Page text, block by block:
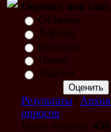
Оцените мой сайт
Отлично
Хорошо
Неплохо
Плохо
Ужасно
Результаты | Архив
опросов
Всего ответов: 438